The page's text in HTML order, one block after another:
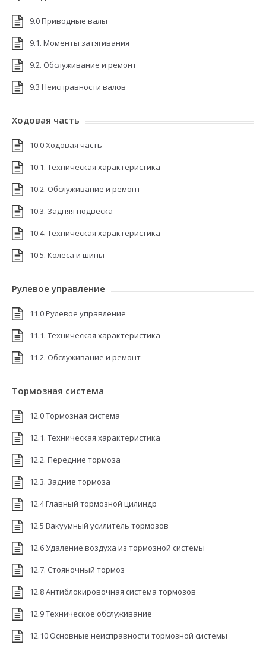
9.0 Приводные валы
9.1. Моменты затягивания
9.2. Обслуживание и ремонт
9.3 Неисправности валов
Ходовая часть
10.0 Ходовая часть
10.1. Техническая характеристика
10.2. Обслуживание и ремонт
10.3. Задняя подвеска
10.4. Техническая характеристика
10.5. Колеса и шины
Рулевое управление
11.0 Рулевое управление
11.1. Техническая характеристика
11.2. Обслуживание и ремонт
Тормозная система
12.0 Тормозная система
12.1. Техническая характеристика
12.2. Передние тормоза
12.3. Задние тормоза
12.4 Главный тормозной цилиндр
12.5 Вакуумный усилитель тормозов
12.6 Удаление воздуха из тормозной системы
12.7. Стояночный тормоз
12.8 Антиблокировочная система тормозов
12.9 Техническое обслуживание
12.10 Основные неисправности тормозной системы